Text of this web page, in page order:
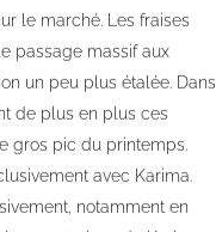
le marché. Les fraises
passage massif aux
un peu plus étalée. Dans
de plus en plus ces
gros pic du printemps.
avec Karima.
notamment en